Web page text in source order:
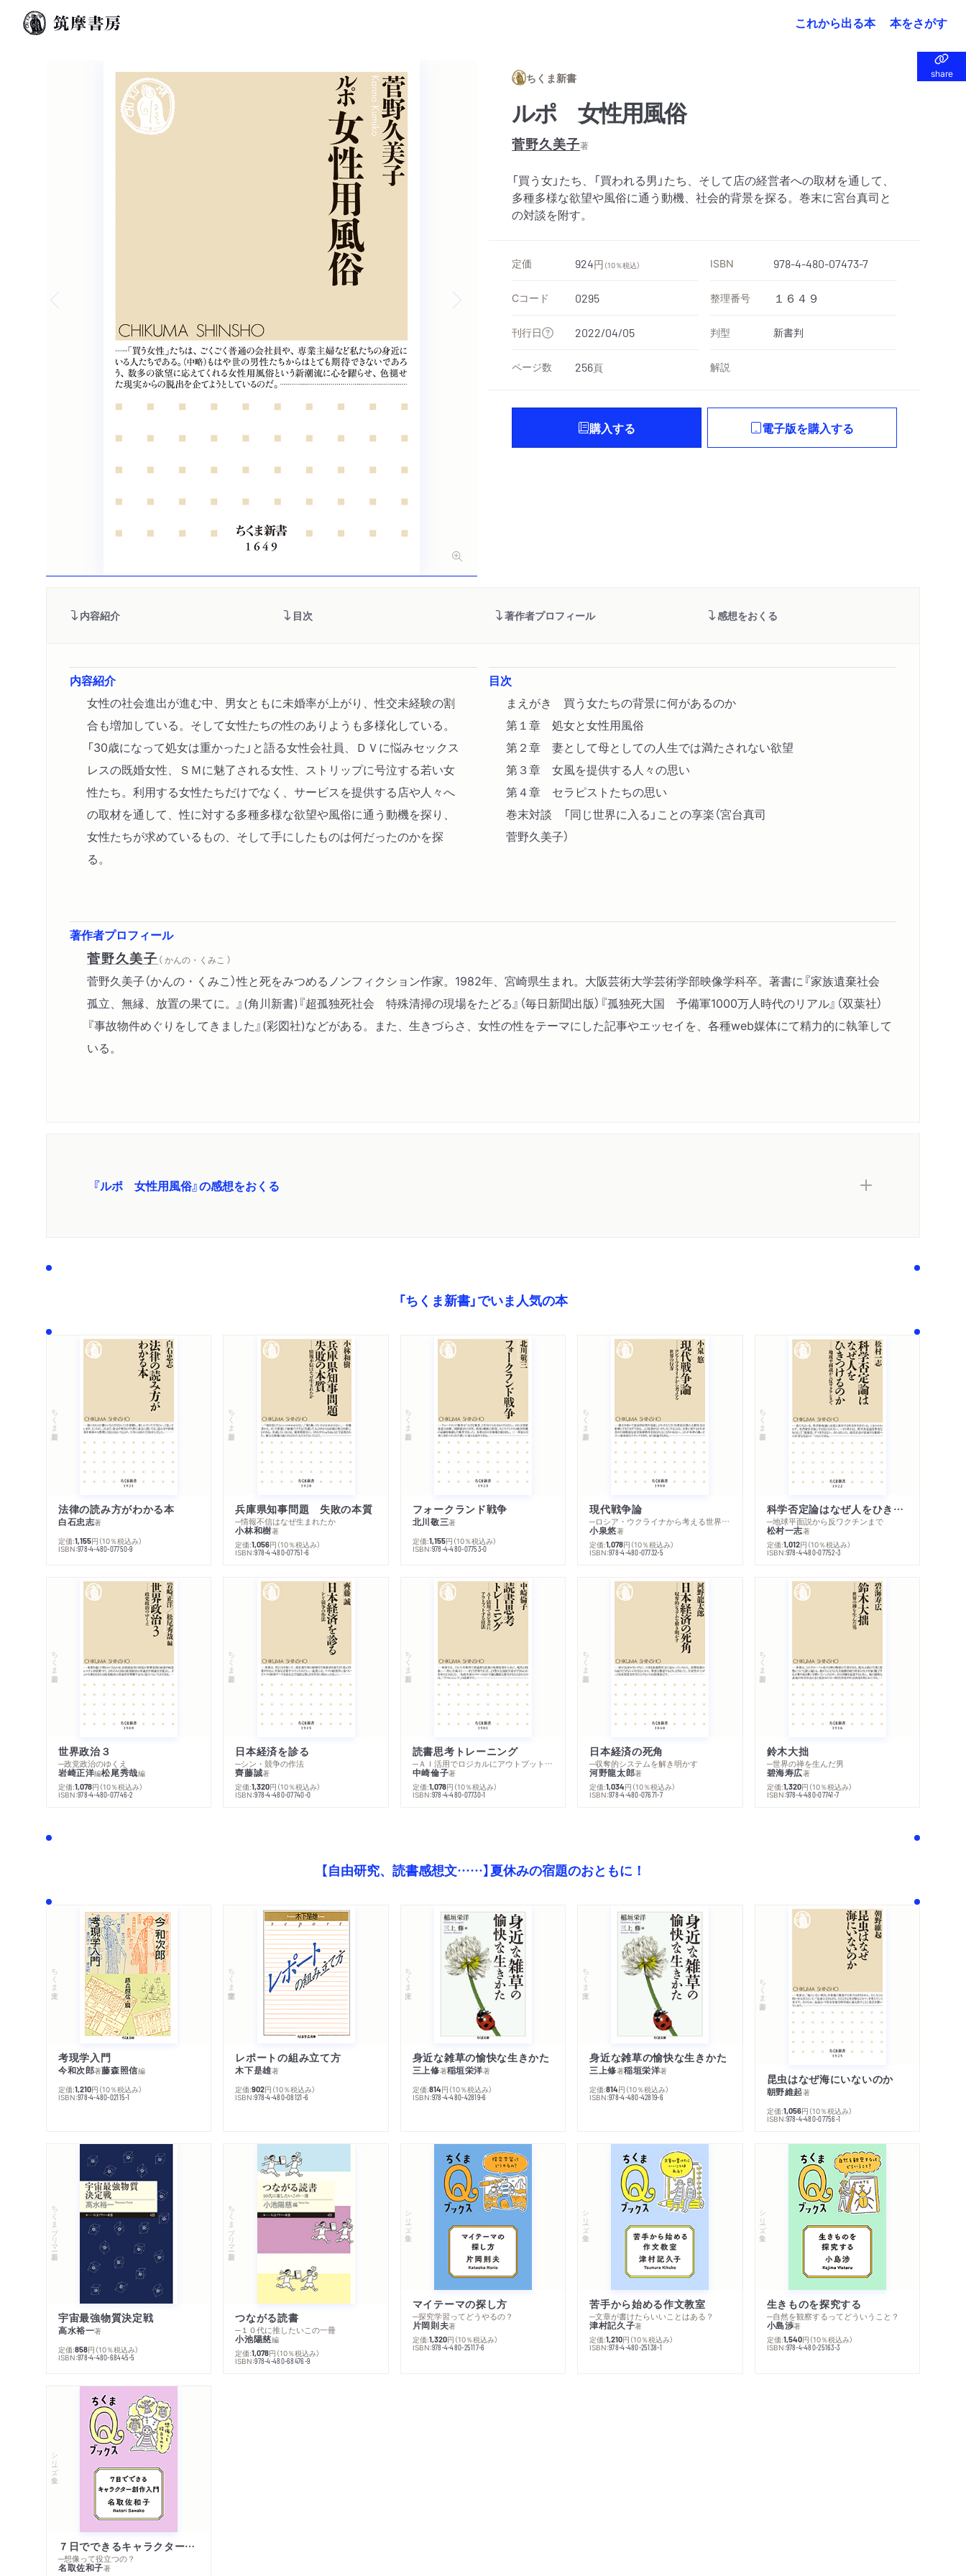
これから出る本 本をさがす
share
share
ちくま新書
ルポ 女性用風俗
菅野久美子著
「買う女」たち、「買われる男」たち、そして店の経営者への取材を通して、
多種多様な欲望や風俗に通う動機、社会的背景を探る。巻末に宮台真司と
の対談を附す。
定価 924円 （10％税込） ISBN 978-4-480-07473-7
Cコード 0295 整理番号 １６４９
刊行日 2022/04/05 判型 新書判
ページ数 256頁 解説
購入する 電子版を購入する
内容紹介 目次 著作者プロフィール 感想をおくる
内容紹介
女性の社会進出が進む中、男女ともに未婚率が上がり、性交未経験の割
合も増加している。そして女性たちの性のありようも多様化している。
「30歳になって処女は重かった」と語る女性会社員、ＤＶに悩みセックス
レスの既婚女性、ＳＭに魅了される女性、ストリップに号泣する若い女
性たち。利用する女性たちだけでなく、サービスを提供する店や人々へ
の取材を通して、性に対する多種多様な欲望や風俗に通う動機を探り、
女性たちが求めているもの、そして手にしたものは何だったのかを探
る。
目次
まえがき 買う女たちの背景に何があるのか
第１章 処女と女性用風俗
第２章 妻として母としての人生では満たされない欲望
第３章 女風を提供する人々の思い
第４章 セラピストたちの思い
巻末対談 「同じ世界に入る」ことの享楽（宮台真司
菅野久美子）
著作者プロフィール
菅野久美子 （ かんの・くみこ ）
菅野久美子（かんの・くみこ）性と死をみつめるノンフィクション作家。1982年、宮崎県生まれ。大阪芸術大学芸術学部映像学科卒。著書に『家族遺棄社会
孤立、無縁、放置の果てに。』(角川新書)『超孤独死社会 特殊清掃の現場をたどる』（毎日新聞出版）『孤独死大国 予備軍1000万人時代のリアル』（双葉社）
『事故物件めぐりをしてきました』(彩図社)などがある。また、生きづらさ、女性の性をテーマにした記事やエッセイを、各種web媒体にて精力的に執筆して
いる。
『ルポ 女性用風俗』の感想をおくる
「ちくま新書」でいま人気の本
ちくま新書
法律の読み方がわかる本
白石忠志著
定価:1,155円 （10％税込み）
ISBN:978-4-480-07750-9
ちくま新書
兵庫県知事問題 失敗の本質
─情報不信はなぜ生まれたか
小林和樹著
定価:1,056円 （10％税込み）
ISBN:978-4-480-07751-6
ちくま新書
フォークランド戦争
北川敬三著
定価:1,155円 （10％税込み）
ISBN:978-4-480-07753-0
ちくま新書
現代戦争論
─ロシア・ウクライナから考える世界の行方
小泉悠著
定価:1,078円 （10％税込み）
ISBN:978-4-480-07732-5
ちくま新書
科学否定論はなぜ人をひきつけるのか
─地球平面説から反ワクチンまで
松村一志著
定価:1,012円 （10％税込み）
ISBN:978-4-480-07752-3
ちくま新書
世界政治３
─政党政治のゆくえ
岩崎正洋編松尾秀哉編
定価:1,078円 （10％税込み）
ISBN:978-4-480-07746-2
ちくま新書
日本経済を診る
─シン・競争の作法
齊藤誠著
定価:1,320円 （10％税込み）
ISBN:978-4-480-07740-0
ちくま新書
読書思考トレーニング
─ＡＩ活用でロジカルにアウトプットする技法
中崎倫子著
定価:1,078円 （10％税込み）
ISBN:978-4-480-07730-1
ちくま新書
日本経済の死角
─収奪的システムを解き明かす
河野龍太郎著
定価:1,034円 （10％税込み）
ISBN:978-4-480-07671-7
ちくま新書
鈴木大拙
─世界の禅を生んだ男
碧海寿広著
定価:1,320円 （10％税込み）
ISBN:978-4-480-07741-7
【自由研究、読書感想文……】夏休みの宿題のおともに！
ちくま文庫
考現学入門
今和次郎著藤森照信編
定価:1,210円 （10％税込み）
ISBN:978-4-480-02115-1
ちくま学芸文庫
レポートの組み立て方
木下是雄著
定価:902円 （10％税込み）
ISBN:978-4-480-08121-6
ちくま文庫
身近な雑草の愉快な生きかた
三上修著稲垣栄洋著
定価:814円 （10％税込み）
ISBN:978-4-480-42819-6
ちくま文庫
身近な雑草の愉快な生きかた
三上修著稲垣栄洋著
定価:814円 （10％税込み）
ISBN:978-4-480-42819-6
ちくま新書
昆虫はなぜ海にいないのか
朝野維起著
定価:1,056円 （10％税込み）
ISBN:978-4-480-07756-1
ちくまプリマー新書
宇宙最強物質決定戦
高水裕一著
定価:858円 （10％税込み）
ISBN:978-4-480-68445-5
ちくまプリマー新書
つながる読書
─１０代に推したいこの一冊
小池陽慈編
定価:1,078円 （10％税込み）
ISBN:978-4-480-68476-9
シリーズ・全集
マイテーマの探し方
─探究学習ってどうやるの？
片岡則夫著
定価:1,320円 （10％税込み）
ISBN:978-4-480-25117-6
シリーズ・全集
苦手から始める作文教室
─文章が書けたらいいことはある？
津村記久子著
定価:1,210円 （10％税込み）
ISBN:978-4-480-25138-1
シリーズ・全集
生きものを探究する
─自然を観察するってどういうこと？
小島渉著
定価:1,540円 （10％税込み）
ISBN:978-4-480-25163-3
シリーズ・全集
７日でできるキャラクター創作入門
─想像って役立つの？
名取佐和子著